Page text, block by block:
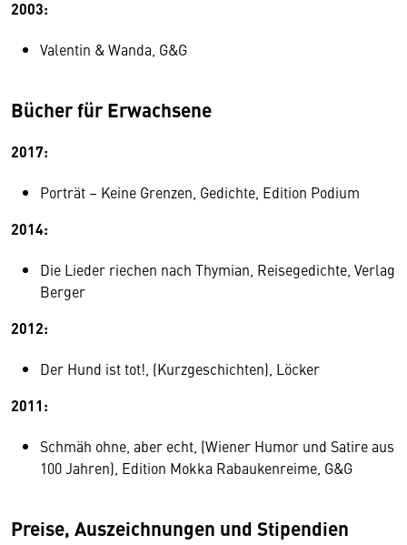
2003:
Valentin & Wanda, G&G
Bücher für Erwachsene
2017:
Porträt – Keine Grenzen, Gedichte, Edition Podium
2014:
Die Lieder riechen nach Thymian, Reisegedichte, Verlag
Berger
2012:
Der Hund ist tot!, (Kurzgeschichten), Löcker
2011:
Schmäh ohne, aber echt, (Wiener Humor und Satire aus
100 Jahren), Edition Mokka Rabaukenreime, G&G
Preise, Auszeichnungen und Stipendien